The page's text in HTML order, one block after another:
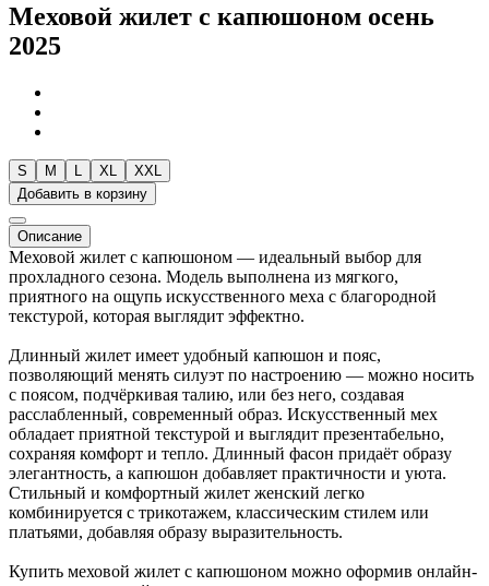
Меховой жилет с капюшоном осень
2025
S M XL
XXL
Добавить в корзину
Описание
Меховой жилет с капюшоном — идеальный выбор для
прохладного сезона. Модель выполнена из мягкого,
приятного на ощупь искусственного меха с благородной
текстурой, которая выглядит эффектно.
Длинный жилет имеет удобный капюшон и пояс,
позволяющий менять силуэт по настроению — можно носить
с поясом, подчёркивая талию, или без него, создавая
расслабленный, современный образ. Искусственный мех
обладает приятной текстурой и выглядит презентабельно,
сохраняя комфорт и тепло. Длинный фасон придаёт образу
элегантность, а капюшон добавляет практичности и уюта.
Стильный и комфортный жилет женский легко
комбинируется с трикотажем, классическим стилем или
платьями, добавляя образу выразительность.
Купить меховой жилет с капюшоном можно оформив онлайн-